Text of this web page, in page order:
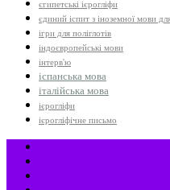
єгипетські ієрогліфи
єдиний іспит з іноземної мови
ігри для поліглотів
індоєвропейські мови
інтерв'ю
іспанська мова
італійська мова
ієрогліфи
ієрогліфічне письмо